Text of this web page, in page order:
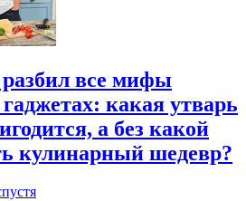
все мифы
какая утварь
а без какой
кулинарный шедевр?